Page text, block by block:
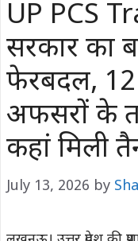
UP PCS
सरकार का
फेरबदल,
अफसरों के
कहां मिली
July 13, 2026 by